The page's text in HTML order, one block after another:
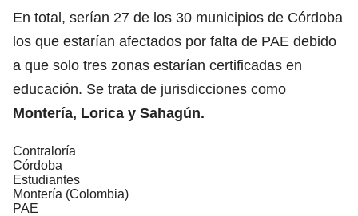
En total, serían 27 de los 30 municipios de Córdoba
los que estarían afectados por falta de PAE debido
a que solo tres zonas estarían certificadas en
educación. Se trata de jurisdicciones como
Montería, Lorica y Sahagún.
Contraloría
Córdoba
Estudiantes
Montería (Colombia)
PAE